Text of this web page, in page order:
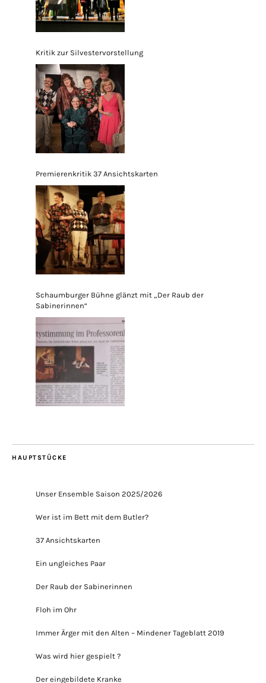
Kritik zur Silvestervorstellung
Premierenkritik 37 Ansichtskarten
Schaumburger Bühne glänzt mit „Der Raub der
Sabinerinnen“
HAUPTSTÜCKE
Unser Ensemble Saison 2025/2026
Wer ist im Bett mit dem Butler?
37 Ansichtskarten
Ein ungleiches Paar
Der Raub der Sabinerinnen
Floh im Ohr
Immer Ärger mit den Alten – Mindener Tageblatt 2019
Was wird hier gespielt ?
Der eingebildete Kranke